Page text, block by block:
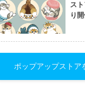
ス
り
ポップアップストア